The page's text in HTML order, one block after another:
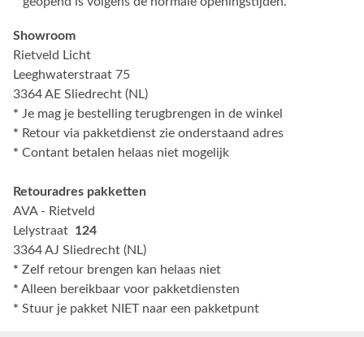
Showroom
Rietveld Licht
Leeghwaterstraat 75
3364 AE Sliedrecht (NL)
* Je mag je bestelling terugbrengen in de winkel
* Retour via pakketdienst zie onderstaand adres
* Contant betalen helaas niet mogelijk
Retouradres pakketten
AVA - Rietveld
Lelystraat 124
3364 AJ Sliedrecht (NL)
* Zelf retour brengen kan helaas niet
* Alleen bereikbaar voor pakketdiensten
* Stuur je pakket NIET naar een pakketpunt